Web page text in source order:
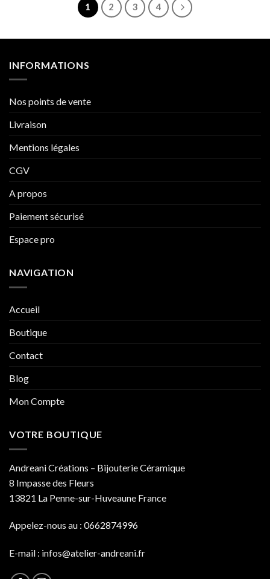
1 2 3 4
INFORMATIONS
Nos points de vente
Livraison
Mentions légales
CGV
A propos
Paiement sécurisé
Espace pro
NAVIGATION
Accueil
Boutique
Contact
Blog
Mon Compte
VOTRE BOUTIQUE
Andreani Créations – Bijouterie Céramique
8 Impasse des Fleurs
13821 La Penne-sur-Huveaune France
Appelez-nous au : 0662874996
E-mail : infos@atelier-andreani.fr